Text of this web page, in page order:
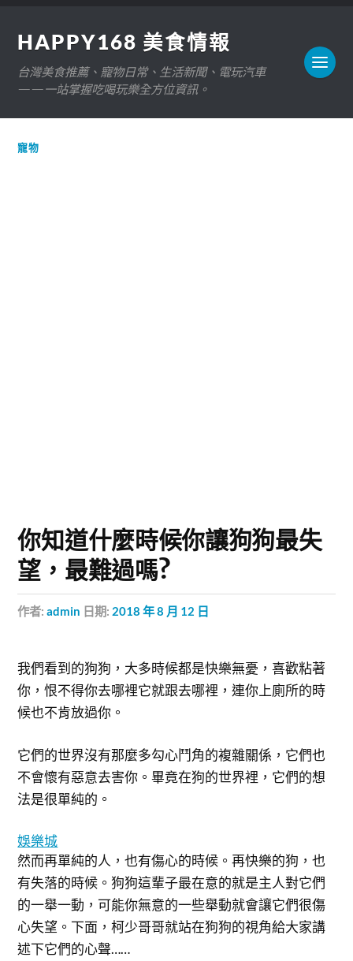
HAPPY168 美食情報
台灣美食推薦、寵物日常、生活新聞、電玩汽車
——一站掌握吃喝玩樂全方位資訊。
寵物
你知道什麼時候你讓狗狗最失
望，最難過嗎?
作者:admin 日期: 2018 年 8 月 12 日
我們看到的狗狗，大多時候都是快樂無憂，喜歡粘著
你，恨不得你去哪裡它就跟去哪裡，連你上廁所的時
候也不肯放過你。
它們的世界沒有那麼多勾心鬥角的複雜關係，它們也
不會懷有惡意去害你。畢竟在狗的世界裡，它們的想
法是很單純的。
娛樂城
然而再單純的人，也有傷心的時候。再快樂的狗，也
有失落的時候。狗狗這輩子最在意的就是主人對它們
的一舉一動，可能你無意的一些舉動就會讓它們很傷
心失望。下面，柯少哥哥就站在狗狗的視角給大家講
述下它們的心聲……